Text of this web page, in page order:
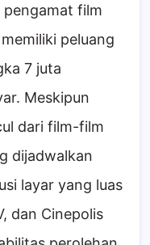
film
peluang
7 juta
Meskipun
dari film-film
dijadwalkan
layar yang luas
dan Cinepolis